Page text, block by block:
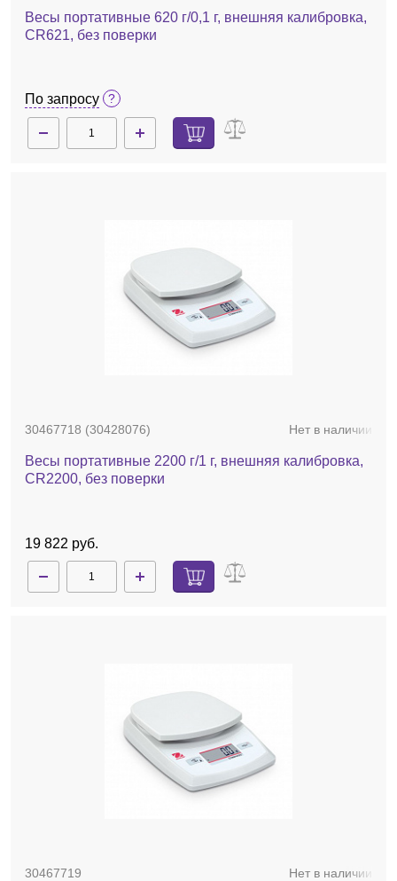
Весы портативные 620 г/0,1 г, внешняя калибровка,
CR621, без поверки
По запросу
30467718 (30428076) Нет в наличии
Весы портативные 2200 г/1 г, внешняя калибровка,
CR2200, без поверки
19 822 руб.
30467719 Нет в наличии